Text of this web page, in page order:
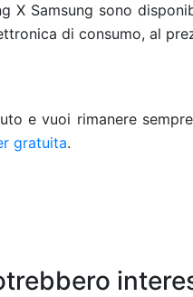
X Samsung sono
di consumo, al
e vuoi rimanere
gratuita.